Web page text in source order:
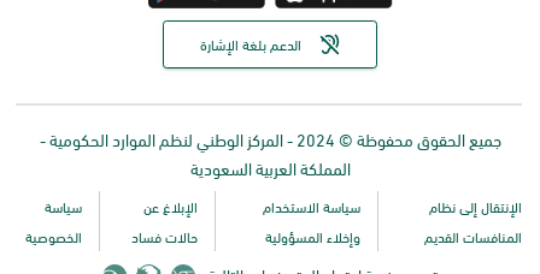
الدعم بلغة الإشارة
جميع الحقوق محفوظة © 2024 - المركز الوطني لنظم الموارد الحكومية -
المملكة العربية السعودية
الإنتقال إلى نظام
المنافسات القديم
سياسة الاستخدام
وإخلاء المسؤولية
الإبلاغ عن
حالات فساد
سياسة
الخصوصية